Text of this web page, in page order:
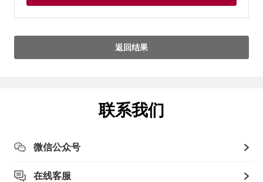
返回结果
联系我们
微信公众号
在线客服